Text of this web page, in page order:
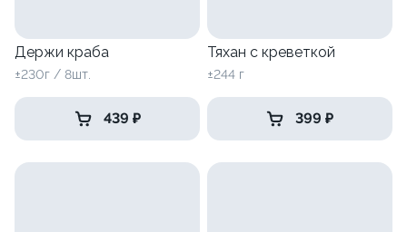
Держи краба
±230г / 8шт.
439 ₽
Тяхан с креветкой
±244 г
399 ₽